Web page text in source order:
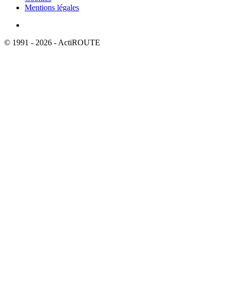
Mentions légales
© 1991 - 2026 - ActiROUTE